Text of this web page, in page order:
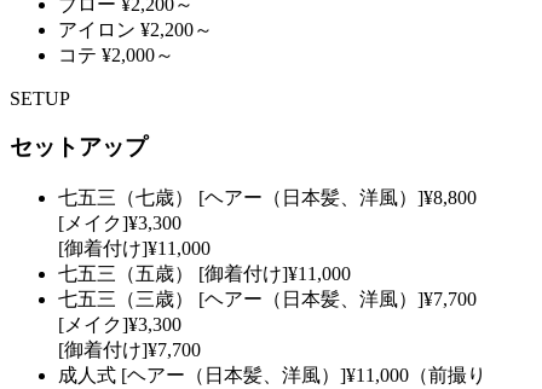
アイロン ¥2,200～
コテ ¥2,000～
SETUP
セットアップ
七五三（七歳）
[ヘアー（日本髪、洋風）]¥8,800
[メイク]¥3,300
[御着付け]¥11,000
七五三（五歳）
[御着付け]¥11,000
七五三（三歳）
[ヘアー（日本髪、洋風）]¥7,700
[メイク]¥3,300
[御着付け]¥7,700
成人式 [ヘアー（日本髪、洋風）]¥11,000（前撮り